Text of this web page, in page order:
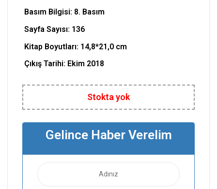
Basım Bilgisi: 8. Basım
Sayfa Sayısı: 136
Kitap Boyutları: 14,8*21,0 cm
Çıkış Tarihi: Ekim 2018
Stokta yok
Gelince Haber Verelim